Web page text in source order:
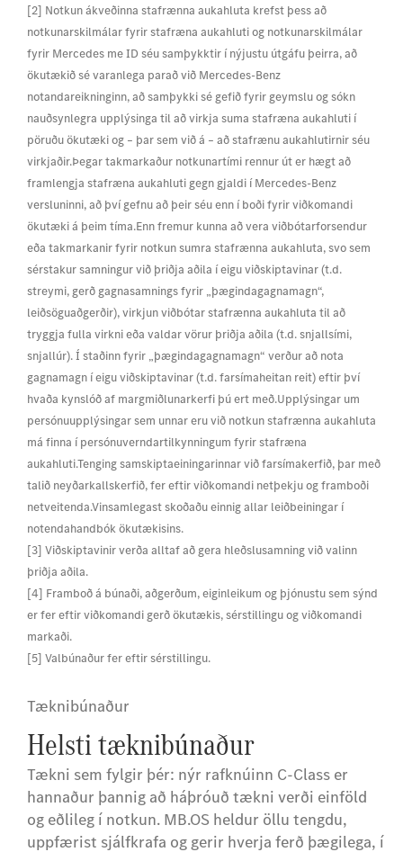
[2] Notkun ákveðinna stafrænna aukahluta krefst þess að
notkunarskilmálar fyrir stafræna aukahluti og notkunarskilmálar
fyrir Mercedes me ID séu samþykktir í nýjustu útgáfu þeirra, að
ökutækið sé varanlega parað við Mercedes-Benz
notandareikninginn, að samþykki sé gefið fyrir geymslu og sókn
nauðsynlegra upplýsinga til að virkja suma stafræna aukahluti í
pöruðu ökutæki og – þar sem við á – að stafrænu aukahlutirnir séu
virkjaðir.Þegar takmarkaður notkunartími rennur út er hægt að
framlengja stafræna aukahluti gegn gjaldi í Mercedes-Benz
versluninni, að því gefnu að þeir séu enn í boði fyrir viðkomandi
ökutæki á þeim tíma.Enn fremur kunna að vera viðbótarforsendur
eða takmarkanir fyrir notkun sumra stafrænna aukahluta, svo sem
sérstakur samningur við þriðja aðila í eigu viðskiptavinar (t.d.
streymi, gerð gagnasamnings fyrir „þægindagagnamagn“,
leiðsöguaðgerðir), virkjun viðbótar stafrænna aukahluta til að
tryggja fulla virkni eða valdar vörur þriðja aðila (t.d. snjallsími,
snjallúr). Í staðinn fyrir „þægindagagnamagn“ verður að nota
gagnamagn í eigu viðskiptavinar (t.d. farsímaheitan reit) eftir því
hvaða kynslóð af margmiðlunarkerfi þú ert með.Upplýsingar um
persónuupplýsingar sem unnar eru við notkun stafrænna aukahluta
má finna í persónuverndartilkynningum fyrir stafræna
aukahluti.Tenging samskiptaeiningarinnar við farsímakerfið, þar með
talið neyðarkallskerfið, fer eftir viðkomandi netþekju og framboði
netveitenda.Vinsamlegast skoðaðu einnig allar leiðbeiningar í
notendahandbók ökutækisins.
[3] Viðskiptavinir verða alltaf að gera hleðslusamning við valinn
þriðja aðila.
[4] Framboð á búnaði, aðgerðum, eiginleikum og þjónustu sem sýnd
er fer eftir viðkomandi gerð ökutækis, sérstillingu og viðkomandi
markaði.
[5] Valbúnaður fer eftir sérstillingu.
Tæknibúnaður
Helsti tæknibúnaður
Tækni sem fylgir þér: nýr rafknúinn C-Class er
hannaður þannig að háþróuð tækni verði einföld
og eðlileg í notkun. MB.OS heldur öllu tengdu,
uppfærist sjálfkrafa og gerir hverja ferð þægilega, í